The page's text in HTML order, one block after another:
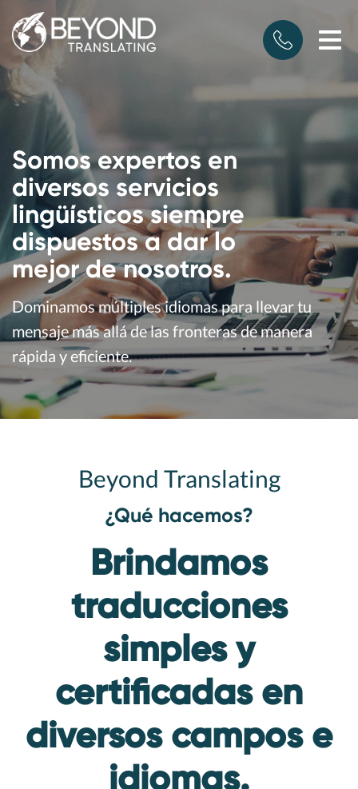
Somos expertos en
diversos servicios
lingüísticos siempre
dispuestos a dar lo
mejor de nosotros.
Dominamos múltiples idiomas para llevar tu
mensajemás allá de las fronteras de manera
rápida y eficiente.
Beyond Translating
¿Qué hacemos?
Brindamos
traducciones
simples y
certificadas en
diversos campos e
idiomas.